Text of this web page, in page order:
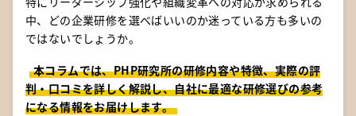
中、どの企業研修を選べばいいのか迷っている方も多いの
ではないでしょうか。
本コラムでは、PHP研究所の研修内容や特徴、実際の評
判・口コミを詳しく解説し、自社に最適な研修選びの参考
になる情報をお届けします。